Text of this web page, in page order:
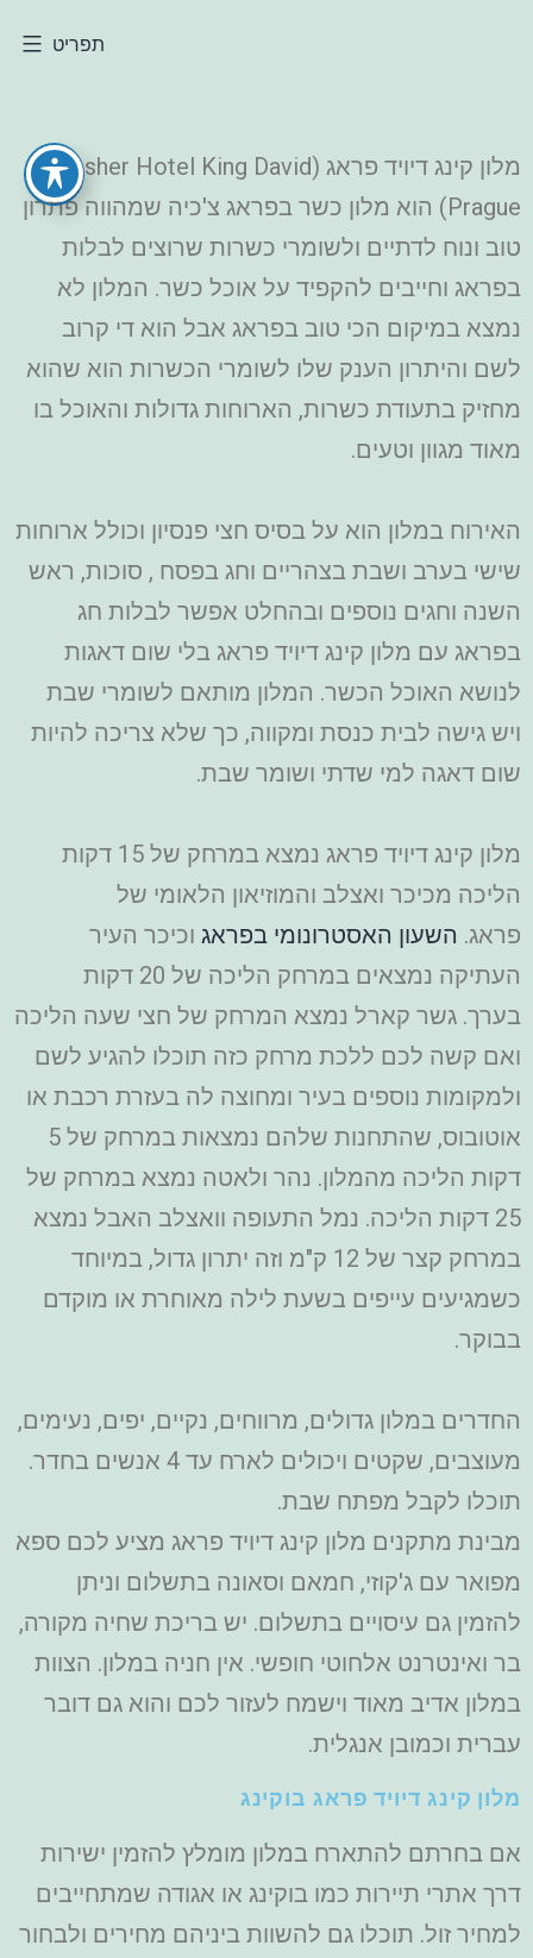
תפריט
מלון קינג דיויד פראג (Kosher Hotel King David
Prague) הוא מלון כשר בפראג צ'כיה שמהווה פתרון
טוב ונוח לדתיים ולשומרי כשרות שרוצים לבלות
בפראג וחייבים להקפיד על אוכל כשר. המלון לא
נמצא במיקום הכי טוב בפראג אבל הוא די קרוב
לשם והיתרון הענק שלו לשומרי הכשרות הוא שהוא
מחזיק בתעודת כשרות, הארוחות גדולות והאוכל בו
מאוד מגוון וטעים.
האירוח במלון הוא על בסיס חצי פנסיון וכולל ארוחות
שישי בערב ושבת בצהריים וחג בפסח , סוכות, ראש
השנה וחגים נוספים ובהחלט אפשר לבלות חג
בפראג עם מלון קינג דיויד פראג בלי שום דאגות
לנושא האוכל הכשר. המלון מותאם לשומרי שבת
ויש גישה לבית כנסת ומקווה, כך שלא צריכה להיות
שום דאגה למי שדתי ושומר שבת.
מלון קינג דיויד פראג נמצא במרחק של 15 דקות
הליכה מכיכר ואצלב והמוזיאון הלאומי של
פראג. השעון האסטרונומי בפראג וכיכר העיר
העתיקה נמצאים במרחק הליכה של 20 דקות
בערך. גשר קארל נמצא המרחק של חצי שעה הליכה
ואם קשה לכם ללכת מרחק כזה תוכלו להגיע לשם
ולמקומות נוספים בעיר ומחוצה לה בעזרת רכבת או
אוטובוס, שהתחנות שלהם נמצאות במרחק של 5
דקות הליכה מהמלון. נהר ולאטה נמצא במרחק של
25 דקות הליכה. נמל התעופה וואצלב האבל נמצא
במרחק קצר של 12 ק"מ וזה יתרון גדול, במיוחד
כשמגיעים עייפים בשעת לילה מאוחרת או מוקדם
בבוקר.
החדרים במלון גדולים, מרווחים, נקיים, יפים, נעימים,
מעוצבים, שקטים ויכולים לארח עד 4 אנשים בחדר.
תוכלו לקבל מפתח שבת.
מבינת מתקנים מלון קינג דיויד פראג מציע לכם ספא
מפואר עם ג'קוזי, חמאם וסאונה בתשלום וניתן
להזמין גם עיסויים בתשלום. יש בריכת שחיה מקורה,
בר ואינטרנט אלחוטי חופשי. אין חניה במלון. הצוות
במלון אדיב מאוד וישמח לעזור לכם והוא גם דובר
עברית וכמובן אנגלית.
מלון קינג דיויד פראג בוקינג
אם בחרתם להתארח במלון מומלץ להזמין ישירות
דרך אתרי תיירות כמו בוקינג או אגודה שמתחייבים
למחיר זול. תוכלו גם להשוות ביניהם מחירים ולבחור